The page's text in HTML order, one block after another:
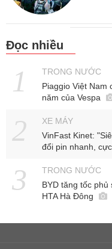
Đọc nhiều
TRONG NƯỚC
Piaggio Việt Nam
năm của Vespa
XE MÁY
VinFast Kinet:
đổi pin nhanh,
TRONG NƯỚC
BYD tăng tốc
HTA Hà Đông